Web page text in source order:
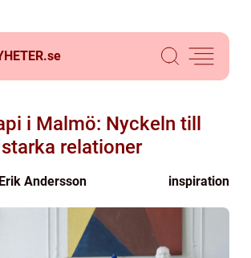
se
i Malmö: Nyckeln till
starka relationer
Erik Andersson inspiration